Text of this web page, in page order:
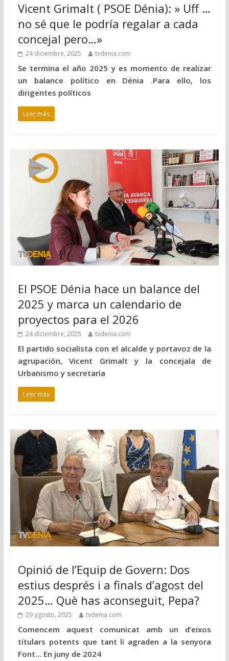
Vicent Grimalt ( PSOE Dénia): » Uff …
no sé que le podría regalar a cada
concejal pero…»
24 diciembre, 2025 tvdenia.com
Se termina el año 2025 y es momento de realizar
un balance político en Dénia .Para ello, los
dirigentes políticos
Leer más
El PSOE Dénia hace un balance del
2025 y marca un calendario de
proyectos para el 2026
24 diciembre, 2025 tvdenia.com
El partido socialista con el alcalde y portavoz de la
agrupación, Vicent Grimalt y la concejala de
Urbanismo y secretaria
Leer más
Opinió de l’Equip de Govern: Dos
estius després i a finals d’agost del
2025… Què has aconseguit, Pepa?
29 agosto, 2025 tvdenia.com
Comencem aquest comunicat amb un d’eixos
titulars potents que tant li agraden a la senyora
Font… En juny de 2024